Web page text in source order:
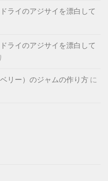
ライのアジサイを漂白して
ライのアジサイを漂白して
リー）のジャムの作り方 に